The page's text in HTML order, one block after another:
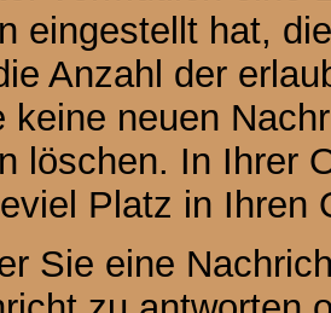
eingestellt hat,
Anzahl der
keine neuen
löschen. In Ihrer
Platz in Ihren
Sie eine